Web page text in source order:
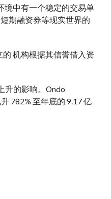
境中有一个稳定的交易单
期融资券等现实世界的
的 机构根据其信誉借入资
升的影响。Ondo
782% 至年底的 9.17 亿